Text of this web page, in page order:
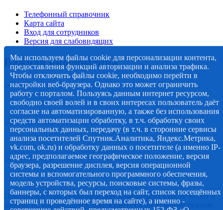
Телефонный справочник
Карта сайта
Вход для сотрудников
Версия для слабовидящих
Важная информация
Прогноз погоды, статистическая информация курсов валют и
данные по коронавирусу, обновляются в постоянном режиме,
Мы используем файлы cookie для персонализации контента,
предоставления функций авторизации и анализа трафика.
Чтобы отключить файлы cookie, необходимо перейти в
настройки веб-браузера. Однако это может ограничить
работу с порталом. Пользуясь данным интернет ресурсом,
свободно своей волей и в своих интересах пользователь даёт
согласие на автоматизированную, а также без использования
средств автоматизации обработку, в т.ч. обработку своих
персональных данных, передачу (в т.ч. в сторонние сервисы
анализа посетителей Спутник.Аналитика, Яндекс.Метрика,
vk.com, ok.ru) и обработку данных о посетителе (а именно IP-
адрес, предполагаемое географическое положение, версия
браузера, разрешение дисплея, версия операционной
системы и вспомогательного программного обеспечения,
модель устройства, ресурсы, поисковые системы, фразы,
баннеры, с которых был переход на сайт, список посещённых
страниц и проведённое время на сайте), а именно -